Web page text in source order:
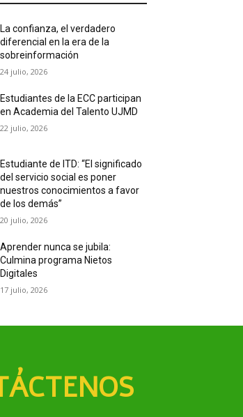
La confianza, el verdadero
diferencial en la era de la
sobreinformación
24 julio, 2026
Estudiantes de la ECC participan
en Academia del Talento UJMD
22 julio, 2026
Estudiante de ITD: “El significado
del servicio social es poner
nuestros conocimientos a favor
de los demás”
20 julio, 2026
Aprender nunca se jubila:
Culmina programa Nietos
Digitales
17 julio, 2026